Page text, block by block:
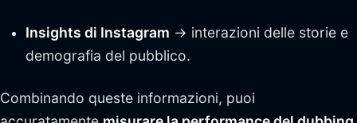
Insights di Instagram → interazioni delle storie e
demografia del pubblico.
Combinando queste informazioni, puoi